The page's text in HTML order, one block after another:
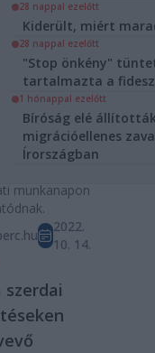
a
melletti
tüntetések,
sora,
és még a
munkanapon
2022.
10. 14.
szerdai
28 nappal ezelőtt
Kiderült, miért
28 nappal ezelőtt
"Stop önkény"
tartalmazta a
1 hónappal ezelőtt
Bíróság elé
migrációellenes
Írországban